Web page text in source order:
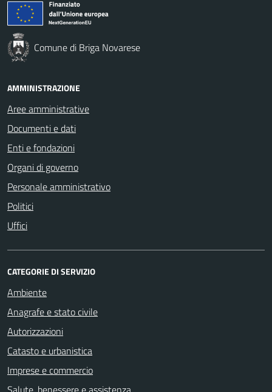
Comune di Briga Novarese
AMMINISTRAZIONE
Aree amministrative
Documenti e dati
Enti e fondazioni
Organi di governo
Personale amministrativo
Politici
Uffici
CATEGORIE DI SERVIZIO
Ambiente
Anagrafe e stato civile
Autorizzazioni
Catasto e urbanistica
Imprese e commercio